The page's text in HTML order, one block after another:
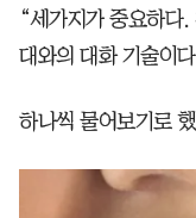
“세가지가 중요하다
대와의 대화 기술이
하나씩 물어보기로 했